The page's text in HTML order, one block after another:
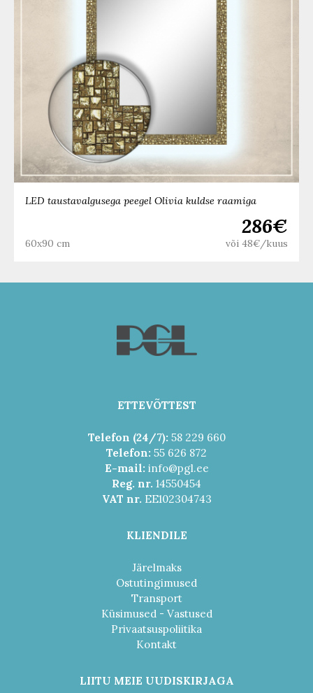
LED taustavalgusega peegel Olivia kuldse raamiga
286€
60x90 cm või 48€/kuus
ETTEVÕTTEST
Telefon (24/7): 58 229 660
Telefon: 55 626 872
E-mail: info@pgl.ee
Reg. nr. 14550454
VAT nr. EE102304743
KLIENDILE
Järelmaks
Ostutingimused
Transport
Küsimused - Vastused
Privaatsuspoliitika
Kontakt
LIITU MEIE UUDISKIRJAGA